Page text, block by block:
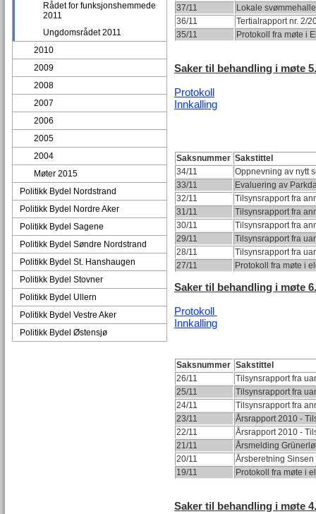
Rådet for funksjonshemmede
2011
Ungdomsrådet 2011
2010
2009
2008
2007
2006
2005
2004
Møter 2015
Politikk Bydel Nordstrand
Politikk Bydel Nordre Aker
Politikk Bydel Sagene
Politikk Bydel Søndre Nordstrand
Politikk Bydel St. Hanshaugen
Politikk Bydel Stovner
Politikk Bydel Ullern
Politikk Bydel Vestre Aker
Politikk Bydel Østensjø
37/11
Lokale
36/11
Tertialrapport nr. 2/
35/11
Protokoll fra møte i
Saker til behandling i møte
Protokoll
Innkalling
Saksnummer Sakstittel
34/11
Oppnevning av nytt
33/11
Evaluering av
32/11
Tilsynsrapport fra
31/11
Tilsynsrapport fra
30/11
Tilsynsrapport fra
29/11
Tilsynsrapport fra
28/11
Tilsynsrapport fra
27/11
Protokoll fra møte i
Saker til behandling i møte
Protokoll
Innkalling
Saksnummer Sakstittel
26/11
Tilsynsrapport fra
25/11
Tilsynsrapport fra
24/11
Tilsynsrapport fra
23/11
Årsrapport 2010 -
22/11
Årsrapport 2010 -
21/11
Årsmelding
20/11
Årsberetning
19/11
Protokoll fra møte i
Saker til behandling i møte